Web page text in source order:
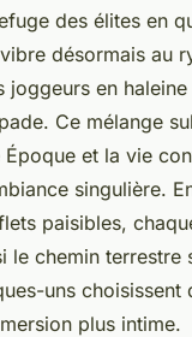
des élites en
désormais au
joggeurs en
Ce mélange
Époque et la vie
singulière.
paisibles,
le chemin terrestre
uns choisissent
plus intime.